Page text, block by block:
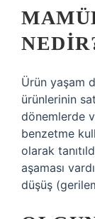
Ürün yaşam
ürünlerinin
dönemlerde
benzetme
olarak
aşaması
düşüş